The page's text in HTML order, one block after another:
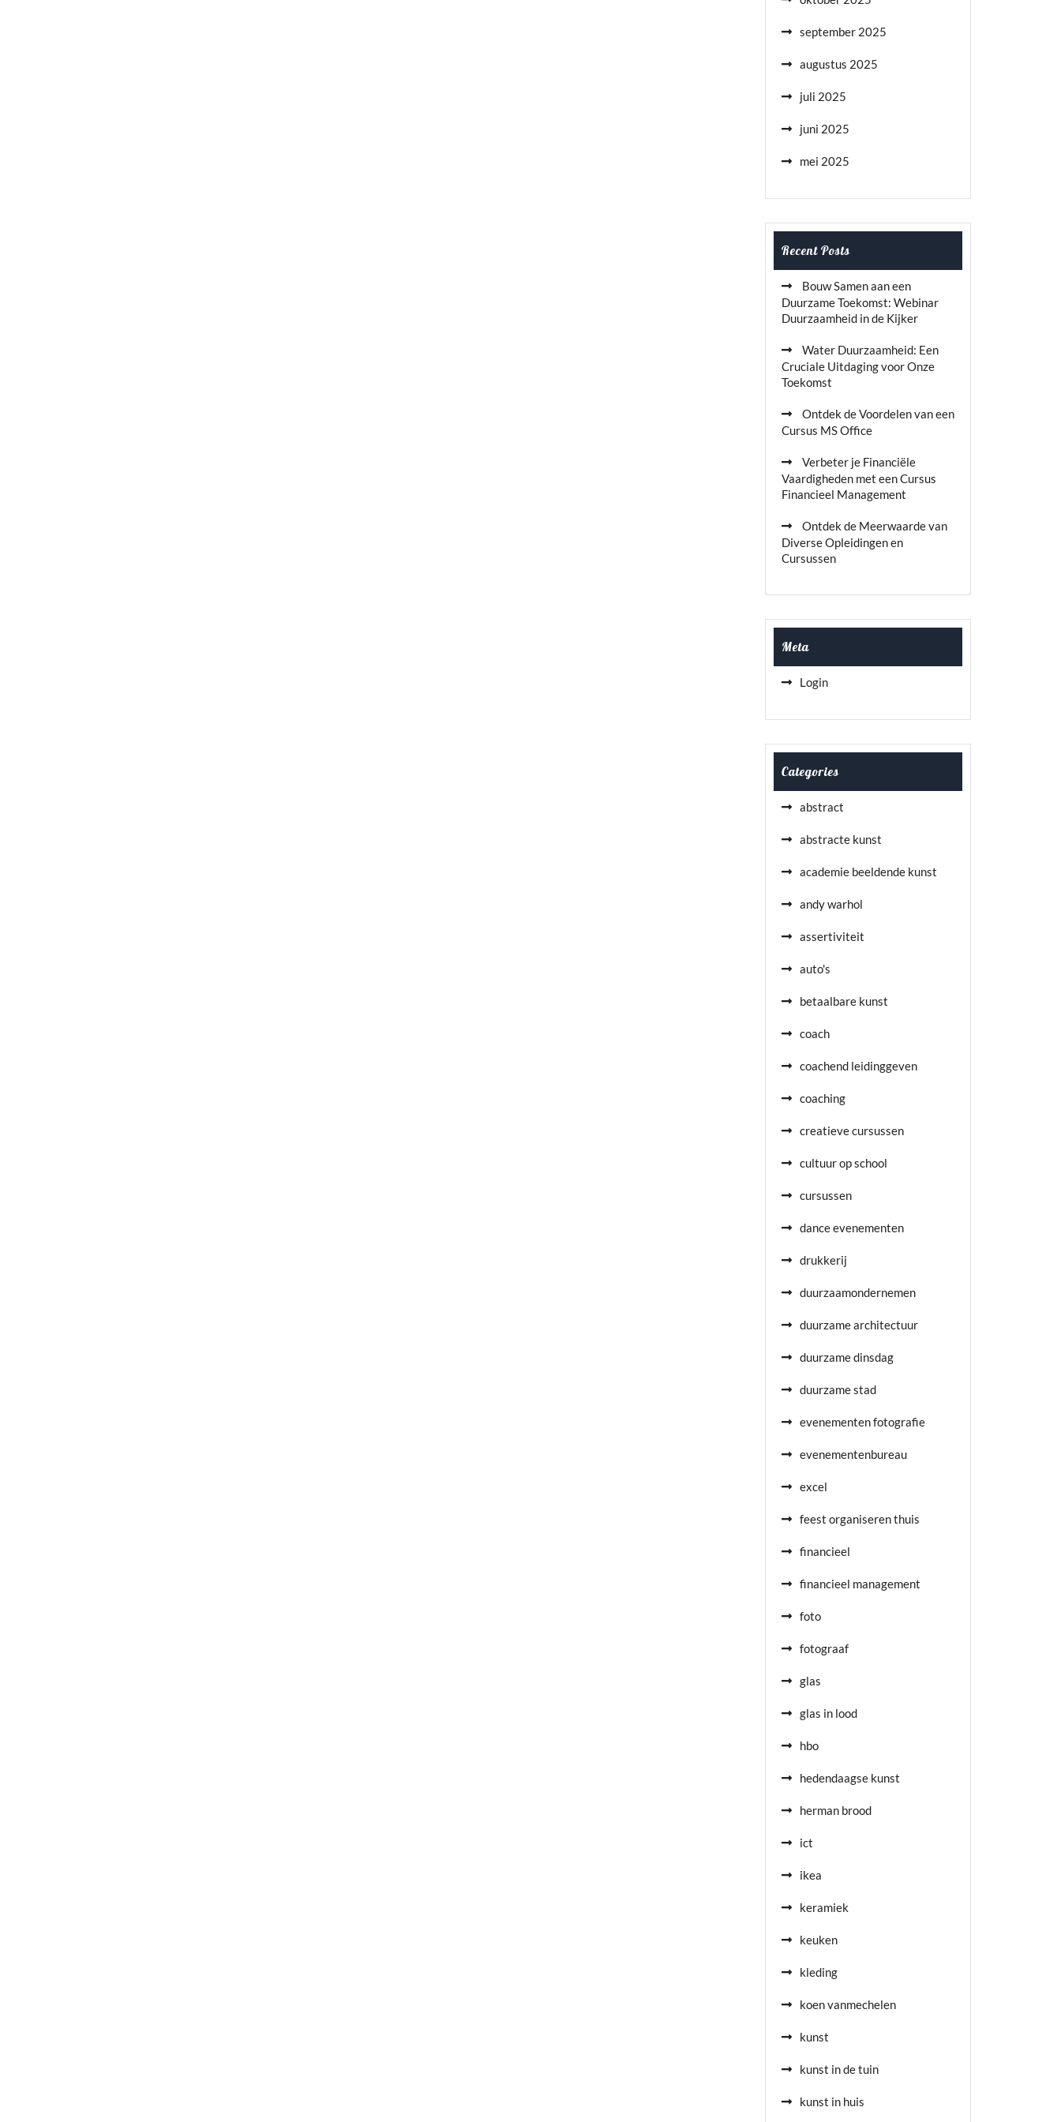
september 2025
augustus 2025
juli 2025
juni 2025
mei 2025
Recent Posts
Bouw Samen aan een
Duurzame Toekomst: Webinar
Duurzaamheid in de Kijker
Water Duurzaamheid: Een
Cruciale Uitdaging voor Onze
Toekomst
Ontdek de Voordelen van een
Cursus MS Office
Verbeter je Financiële
Vaardigheden met een Cursus
Financieel Management
Ontdek de Meerwaarde van
Diverse Opleidingen en
Cursussen
Meta
Login
Categories
abstract
abstracte kunst
academie beeldende kunst
andy warhol
assertiviteit
auto's
betaalbare kunst
coach
coachend leidinggeven
coaching
creatieve cursussen
cultuur op school
cursussen
dance evenementen
drukkerij
duurzaamondernemen
duurzame architectuur
duurzame dinsdag
duurzame stad
evenementen fotografie
evenementenbureau
excel
feest organiseren thuis
financieel
financieel management
foto
fotograaf
glas
glas in lood
hbo
hedendaagse kunst
herman brood
ict
ikea
keramiek
keuken
kleding
koen vanmechelen
kunst
kunst in de tuin
kunst in huis